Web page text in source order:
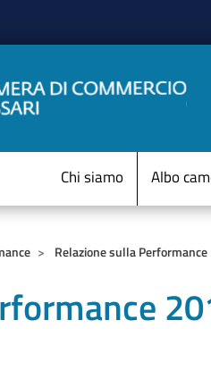
Chi siamo Albo
Relazione sulla Performance